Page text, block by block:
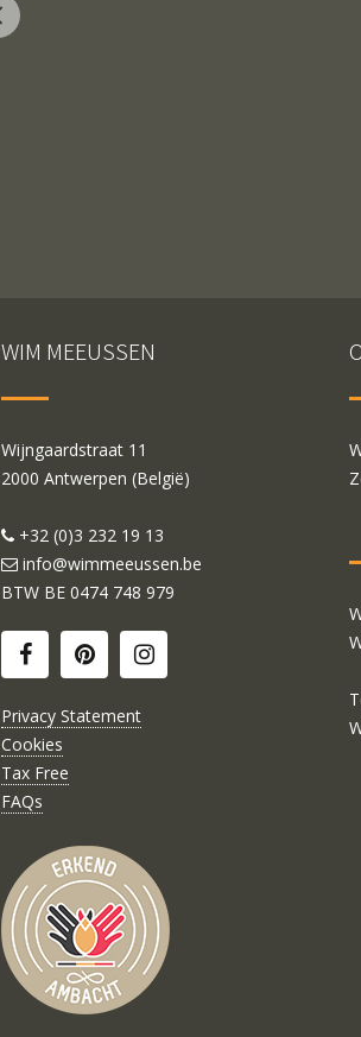
WIM MEEUSSEN
Wijngaardstraat 11
2000 Antwerpen (België)
+32 (0)3 232 19 13
info@wimmeeussen.be
BTW BE 0474 748 979
Privacy Statement
Cookies
Tax Free
FAQs